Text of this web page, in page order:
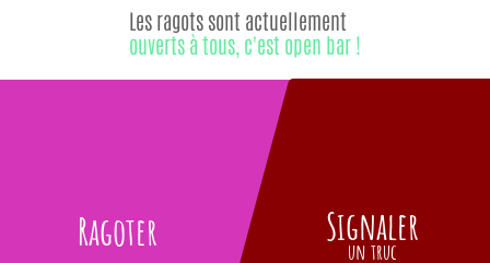
Ragoter
Les ragots sont actuellement
ouverts à tous, c'est open bar !
Signaler
un truc